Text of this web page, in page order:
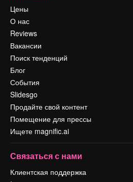
Цены
О нас
Reviews
Вакансии
Поиск тенденций
Блог
События
Slidesgo
Продайте свой контент
Помещение для прессы
Ищете magnific.ai
Связаться с нами
Клиентская поддержка